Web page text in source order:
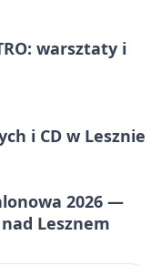
warsztaty i
i CD w Lesznie
2026 —
Lesznem